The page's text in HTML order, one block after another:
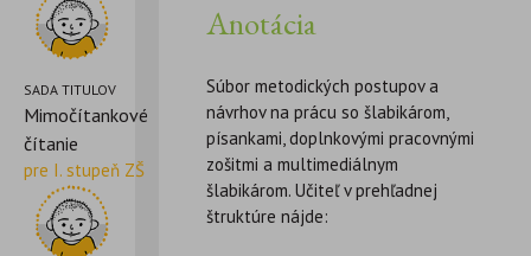
SADA TITULOV
Mimočítankové
čítanie
pre I. stupeň ZŠ
Anotácia
Súbor metodických postupov a
návrhov na prácu so šlabikárom,
písankami, doplnkovými pracovnými
zošitmi a multimediálnym
šlabikárom. Učiteľ v prehľadnej
štruktúre nájde: